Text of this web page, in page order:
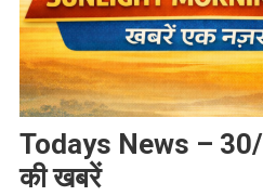
Todays News –
की खबरें